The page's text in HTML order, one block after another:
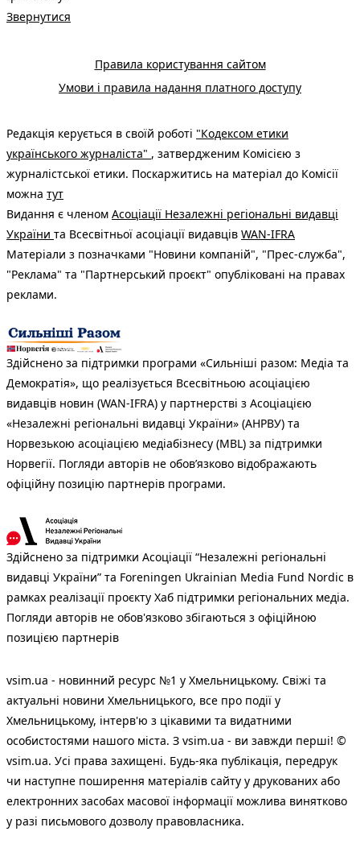
Звернутися
Правила користування сайтом
Умови і правила надання платного доступу
Редакція керується в своїй роботі "Кодексом етики
українського журналіста" , затвердженим Комісією з
журналістської етики. Поскаржитись на матеріал до Комісії
можна тут
Видання є членом Асоціації Незалежні регіональні видавці
України та Всесвітньої асоціації видавців WAN-IFRA
Матеріали з позначками "Новини компаній", "Прес-служба",
"Реклама" та "Партнерський проєкт" опубліковані на правах
реклами.
Здійснено за підтримки програми «Сильніші разом: Медіа та
Демократія», що реалізується Всесвітньою асоціацією
видавців новин (WAN-IFRA) у партнерстві з Асоціацією
«Незалежні регіональні видавці України» (АНРВУ) та
Норвезькою асоціацією медіабізнесу (MBL) за підтримки
Норвегії. Погляди авторів не обов’язково відображають
офіційну позицію партнерів програми.
Здійснено за підтримки Асоціації “Незалежні регіональні
видавці України” та Foreningen Ukrainian Media Fund Nordic в
рамках реалізації проєкту Хаб підтримки регіональних медіа.
Погляди авторів не обов'язково збігаються з офіційною
позицією партнерів
vsim.ua - новинний ресурс №1 у Хмельницькому. Свіжі та
актуальні новини Хмельницького, все про події у
Хмельницькому, інтерв'ю з цікавими та видатними
особистостями нашого міста. З vsim.ua - ви завжди перші! ©
vsim.ua. Усі права захищені. Будь-яка публiкацiя, передрук
чи наступне поширення матеріалів сайту у друкованих або
електронних засобах масової інформації можлива винятково
у разі письмового дозволу правовласника.